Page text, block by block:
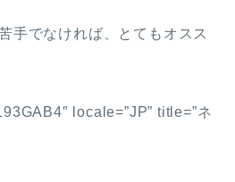
手でなければ、とてもオスス
locale=”JP” title=”ネ